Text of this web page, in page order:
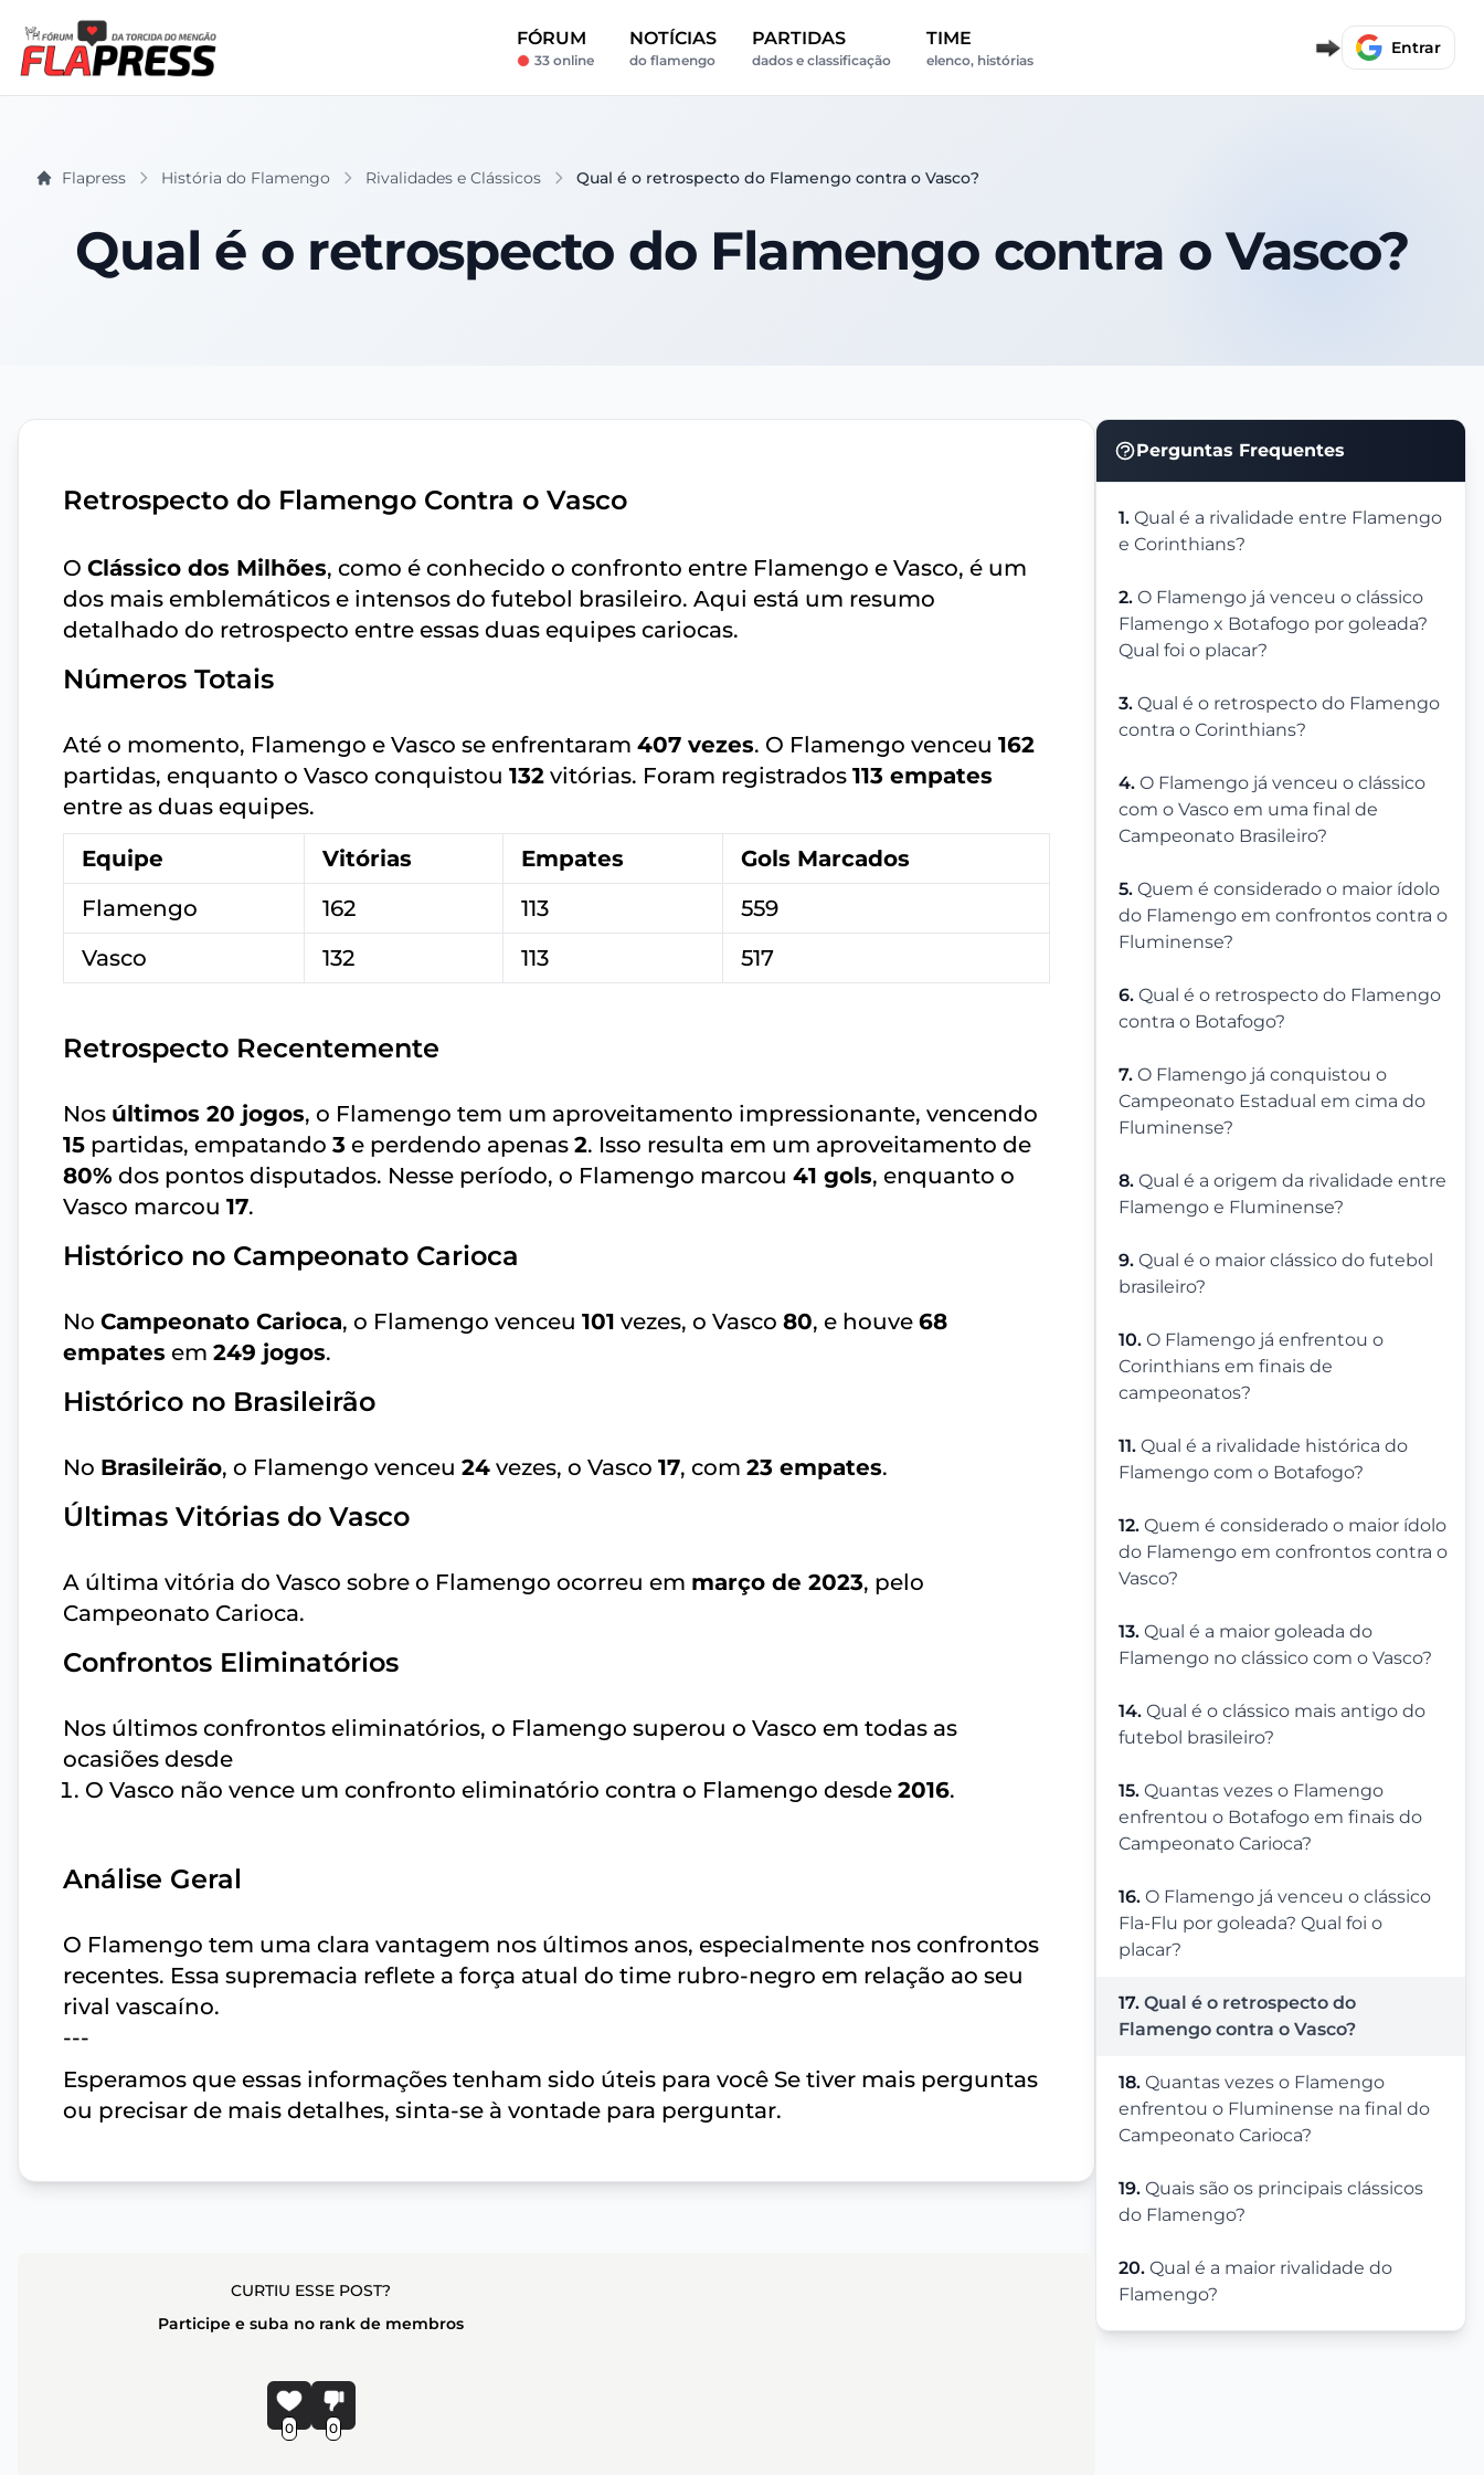
FÓRUM
33 online
NOTÍCIAS
do flamengo
PARTIDAS
dados e classificação
TIME
elenco, histórias
Entrar
Flapress História do Flamengo Rivalidades e Clássicos Qual é o retrospecto do Flamengo contra o Vasco?
Qual é o retrospecto do Flamengo contra o Vasco?
Perguntas Frequentes
1. Qual é a rivalidade entre Flamengo
e Corinthians?
2. O Flamengo já venceu o clássico
Flamengo x Botafogo por goleada?
Qual foi o placar?
3. Qual é o retrospecto do Flamengo
contra o Corinthians?
4. O Flamengo já venceu o clássico
com o Vasco em uma final de
Campeonato Brasileiro?
5. Quem é considerado o maior ídolo
do Flamengo em confrontos contra o
Fluminense?
6. Qual é o retrospecto do Flamengo
contra o Botafogo?
7. O Flamengo já conquistou o
Campeonato Estadual em cima do
Fluminense?
8. Qual é a origem da rivalidade entre
Flamengo e Fluminense?
9. Qual é o maior clássico do futebol
brasileiro?
10. O Flamengo já enfrentou o
Corinthians em finais de
campeonatos?
11. Qual é a rivalidade histórica do
Flamengo com o Botafogo?
12. Quem é considerado o maior ídolo
do Flamengo em confrontos contra o
Vasco?
13. Qual é a maior goleada do
Flamengo no clássico com o Vasco?
14. Qual é o clássico mais antigo do
futebol brasileiro?
15. Quantas vezes o Flamengo
enfrentou o Botafogo em finais do
Campeonato Carioca?
16. O Flamengo já venceu o clássico
Fla-Flu por goleada? Qual foi o
placar?
17. Qual é o retrospecto do
Flamengo contra o Vasco?
18. Quantas vezes o Flamengo
enfrentou o Fluminense na final do
Campeonato Carioca?
19. Quais são os principais clássicos
do Flamengo?
20. Qual é a maior rivalidade do
Flamengo?
Retrospecto do Flamengo Contra o Vasco
O Clássico dos Milhões, como é conhecido o confronto entre Flamengo e Vasco, é um
dos mais emblemáticos e intensos do futebol brasileiro. Aqui está um resumo
detalhado do retrospecto entre essas duas equipes cariocas.
Números Totais
Até o momento, Flamengo e Vasco se enfrentaram 407 vezes. O Flamengo venceu 162
partidas, enquanto o Vasco conquistou 132 vitórias. Foram registrados 113 empates
entre as duas equipes.
Equipe
Vitórias Empates
Gols Marcados
Flamengo
162 113
559
Vasco
132 113 517
Retrospecto Recentemente
Nos últimos 20 jogos, o Flamengo tem um aproveitamento impressionante, vencendo
15 partidas, empatando 3 e perdendo apenas 2. Isso resulta em um aproveitamento de
80% dos pontos disputados. Nesse período, o Flamengo marcou 41 gols, enquanto o
Vasco marcou 17.
Histórico no Campeonato Carioca
No Campeonato Carioca, o Flamengo venceu 101 vezes, o Vasco 80, e houve 68
empates em 249 jogos.
Histórico no Brasileirão
No Brasileirão, o Flamengo venceu 24 vezes, o Vasco 17, com 23 empates.
Últimas Vitórias do Vasco
A última vitória do Vasco sobre o Flamengo ocorreu em março de 2023, pelo
Campeonato Carioca.
Confrontos Eliminatórios
Nos últimos confrontos eliminatórios, o Flamengo superou o Vasco em todas as
ocasiões desde
O Vasco não vence um confronto eliminatório contra o Flamengo desde 2016.
Análise Geral
O Flamengo tem uma clara vantagem nos últimos anos, especialmente nos confrontos
recentes. Essa supremacia reflete a força atual do time rubro-negro em relação ao seu
rival vascaíno.
---
Esperamos que essas informações tenham sido úteis para você Se tiver mais perguntas
ou precisar de mais detalhes, sinta-se à vontade para perguntar.
CURTIU ESSE POST?
Participe e suba no rank de membros
0 0